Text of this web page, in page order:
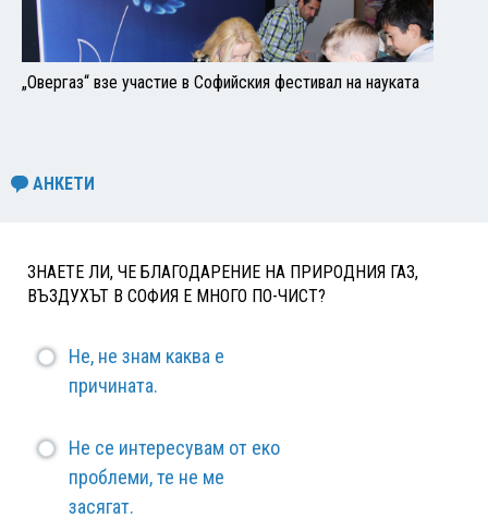
„Овергаз“ взе участие в Софийския фестивал на науката
АНКЕТИ
ЗНАЕТЕ ЛИ, ЧЕ БЛАГОДАРЕНИЕ НА ПРИРОДНИЯ ГАЗ,
ВЪЗДУХЪТ В СОФИЯ Е МНОГО ПО-ЧИСТ?
Не, не знам каква е
причината.
Не се интересувам от еко
проблеми, те не ме
засягат.